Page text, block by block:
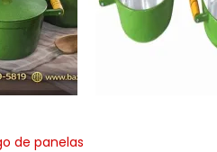
de panelas